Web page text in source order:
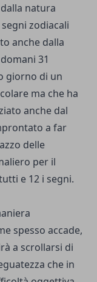
natura
zodiacali
anche dalla
31
giorno di un
ma che ha
anche dal
a far
delle
per il
e 12 i segni.
spesso accade,
a scrollarsi di
che in